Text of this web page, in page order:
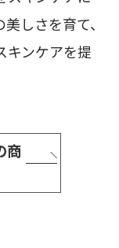
しさを育て、
キンケアを提
商